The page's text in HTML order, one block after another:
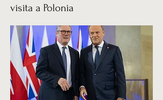
visita a Polonia